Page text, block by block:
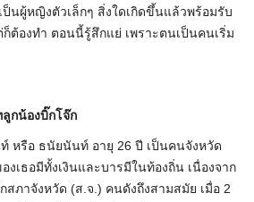
นผู้หญิงตัวเล็กๆ สิ่งใดเกิดขึ้นแล้วพร้อมรับ
ต้องทำ ตอนนี้รู้สึกแย่ เพราะตนเป็นคนเริ่ม
กน้องบิ๊กโจ๊ก
หรือ ธนัยนันท์ อายุ 26 ปี เป็นคนจังหวัด
งเธอมีทั้งเงินและบารมีในท้องถิ่น เนื่องจาก
สภาจังหวัด (ส.จ.) คนดังถึงสามสมัย เมื่อ 2